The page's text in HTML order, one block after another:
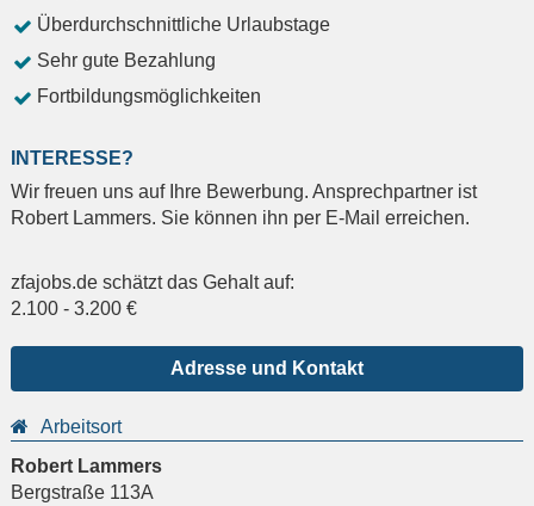
Überdurchschnittliche Urlaubstage
Sehr gute Bezahlung
Fortbildungsmöglichkeiten
INTERESSE?
Wir freuen uns auf Ihre Bewerbung. Ansprechpartner ist
Robert Lammers. Sie können ihn per E-Mail erreichen.
zfajobs.de schätzt das Gehalt auf:
2.100 - 3.200 €
Adresse und Kontakt
Arbeitsort
Robert Lammers
Bergstraße 113A